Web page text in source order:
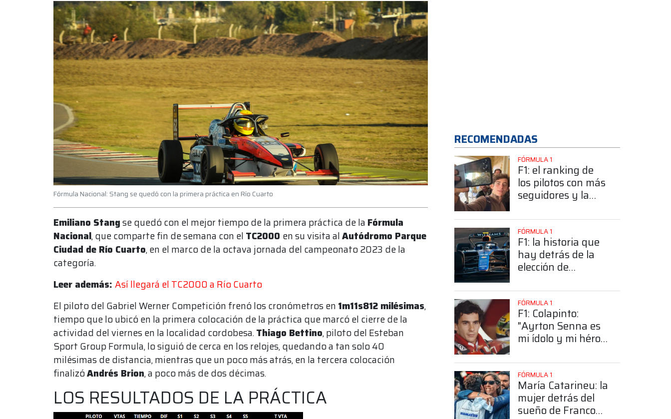
Fórmula Nacional: Stang se quedó con la primera práctica en Río Cuarto
Emiliano Stangse quedó con el mejor tiempo de la primera práctica de la Fórmula
Nacional, que comparte fin de semana con el TC2000 en su visita alAutódromo Parque
Ciudad de Río Cuarto, en el marco de la octava jornada del campeonato 2023 de la
categoría.
Leer además: Así llegará el TC2000 a Río Cuarto
El piloto del Gabriel Werner Competición frenó los cronómetros en 1m11s812 milésimas,
tiempo que lo ubicó en la primera colocación de la práctica que marcó el cierre de la
actividad del viernes en la localidad cordobesa.Thiago Bettino, piloto del Esteban
Sport Group Formula, lo siguió de cerca en los relojes, quedando a tan solo 40
milésimas de distancia, mientras que un poco más atrás, en la tercera colocación
finalizóAndrés Brion, a poco más de dos décimas.
LOS RESULTADOS DE LA PRÁCTICA
RECOMENDADAS
FÓRMULA 1
F1: el ranking de
los pilotos con más
seguidores y la
posición de
Colapinto
FÓRMULA 1
F1: la historia que
hay detrás de la
elección de
número 43
FÓRMULA 1
F1: Colapinto:
"Ayrton Senna es
mi ídolo y mi héroe
FÓRMULA 1
María Catarineu: la
mujer detrás del
sueño de Franco